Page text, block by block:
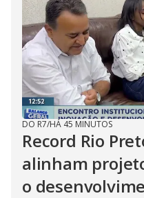
DO R7/HÁ 45 MINUTOS
Record Rio
alinham
o